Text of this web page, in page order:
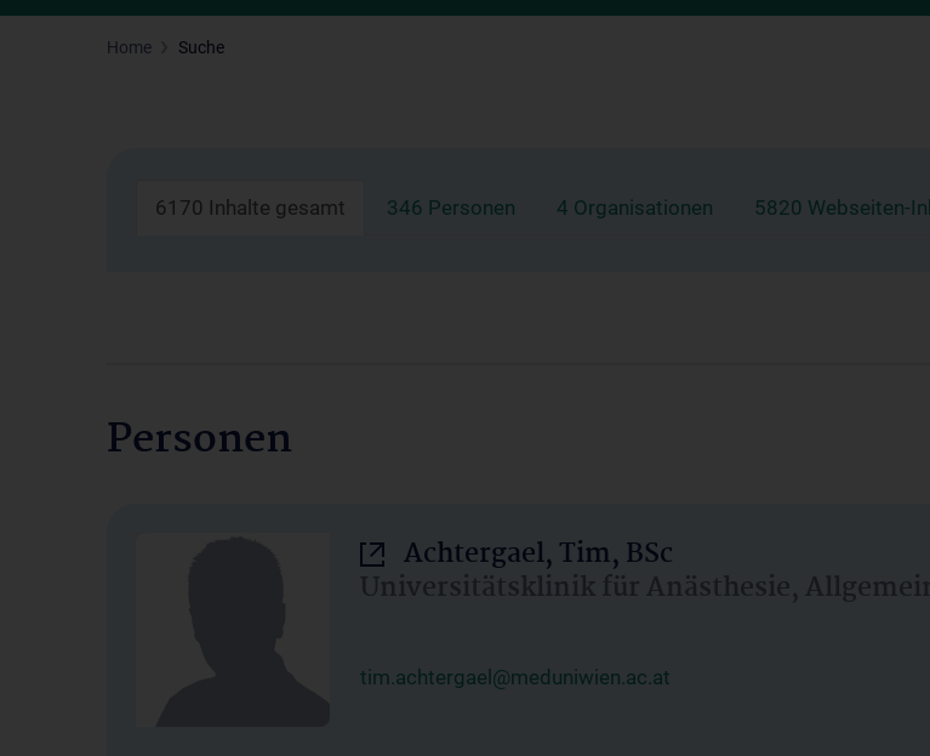
Home Suche
6170 Inhalte gesamt 346 Personen 4 Organisationen 5820 Webseiten-
Personen
Achtergael, Tim, BSc
Universitätsklinik für Anästhesie,
tim.achtergael@meduniwien.ac.at